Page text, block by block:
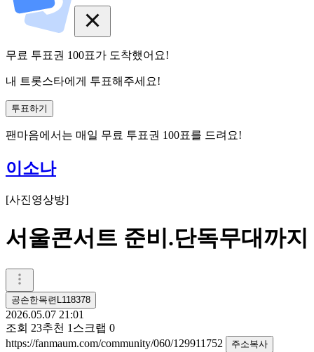
무료 투표권 100표가 도착했어요!
내 트롯스타에게 투표해주세요!
투표하기
팬마음에서는 매일 무료 투표권 100표를 드려요!
이소나
[사진영상방]
서울콘서트 준비.단독무대까지
공손한목련L118378
2026.05.07 21:01
조회 23추천 1 스크랩 0
https://fanmaum.com/community/060/129911752
주소복사